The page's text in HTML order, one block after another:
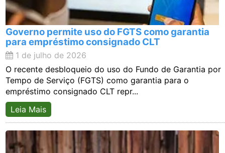
Governo permite uso do FGTS como garantia
para empréstimo consignado CLT
1 de julho de 2026
O recente desbloqueio do uso do Fundo de Garantia por
Tempo de Serviço (FGTS) como garantia para o
empréstimo consignado CLT repr...
Leia Mais